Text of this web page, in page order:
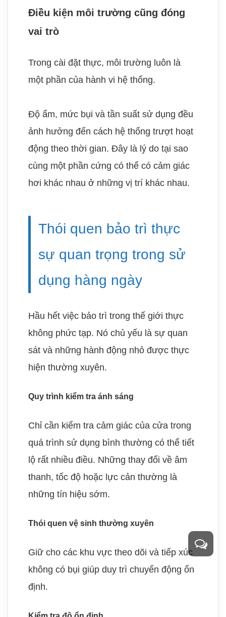
Điều kiện môi trường cũng đóng
vai trò
Trong cài đặt thực, môi trường luôn là
một phần của hành vi hệ thống.
Độ ẩm, mức bụi và tần suất sử dụng đều
ảnh hưởng đến cách hệ thống trượt hoạt
động theo thời gian. Đây là lý do tại sao
cùng một phần cứng có thể có cảm giác
hơi khác nhau ở những vị trí khác nhau.
Thói quen bảo trì thực
sự quan trọng trong sử
dụng hàng ngày
Hầu hết việc bảo trì trong thế giới thực
không phức tạp. Nó chủ yếu là sự quan
sát và những hành động nhỏ được thực
hiện thường xuyên.
Quy trình kiểm tra ánh sáng
Chỉ cần kiểm tra cảm giác của cửa trong
quá trình sử dụng bình thường có thể tiết
lộ rất nhiều điều. Những thay đổi về âm
thanh, tốc độ hoặc lực cản thường là
những tín hiệu sớm.
Thói quen vệ sinh thường xuyên
Giữ cho các khu vực theo dõi và tiếp xúc
không có bụi giúp duy trì chuyển động ổn
định.